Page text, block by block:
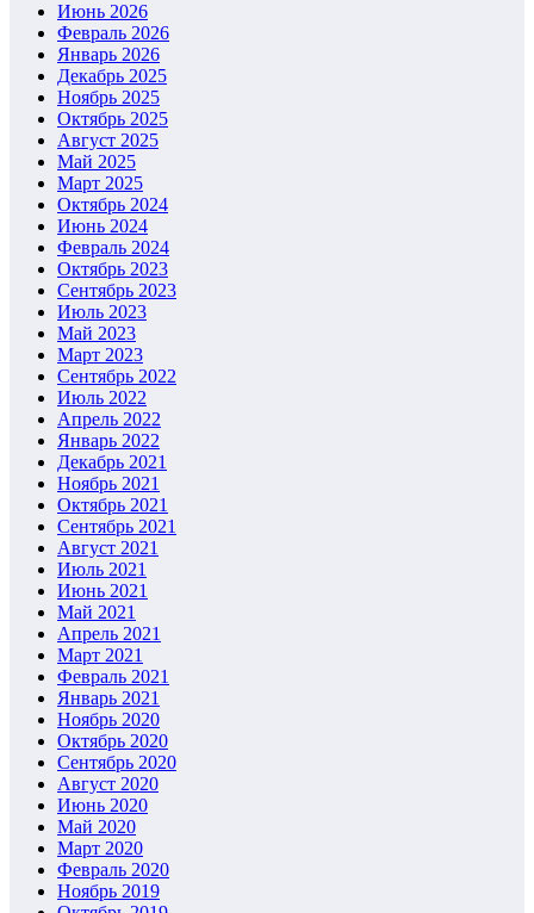
Июнь 2026
Февраль 2026
Январь 2026
Декабрь 2025
Ноябрь 2025
Октябрь 2025
Август 2025
Май 2025
Март 2025
Октябрь 2024
Июнь 2024
Февраль 2024
Октябрь 2023
Сентябрь 2023
Июль 2023
Май 2023
Март 2023
Сентябрь 2022
Июль 2022
Апрель 2022
Январь 2022
Декабрь 2021
Ноябрь 2021
Октябрь 2021
Сентябрь 2021
Август 2021
Июль 2021
Июнь 2021
Май 2021
Апрель 2021
Март 2021
Февраль 2021
Январь 2021
Ноябрь 2020
Октябрь 2020
Сентябрь 2020
Август 2020
Июнь 2020
Май 2020
Март 2020
Февраль 2020
Ноябрь 2019